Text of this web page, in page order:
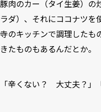
豚肉のカー（タイ生姜）の
ラダ）、それにココナツを
寺のキッチンで調理したも
きたものもあるんだとか。
「辛くない？ 大丈夫？」